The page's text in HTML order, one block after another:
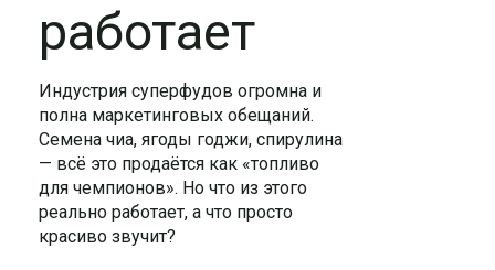
работает
Индустрия суперфудов огромна и
полна маркетинговых обещаний.
Семена чиа, ягоды годжи, спирулина
— всё это продаётся как «топливо
для чемпионов». Но что из этого
реально работает, а что просто
красиво звучит?